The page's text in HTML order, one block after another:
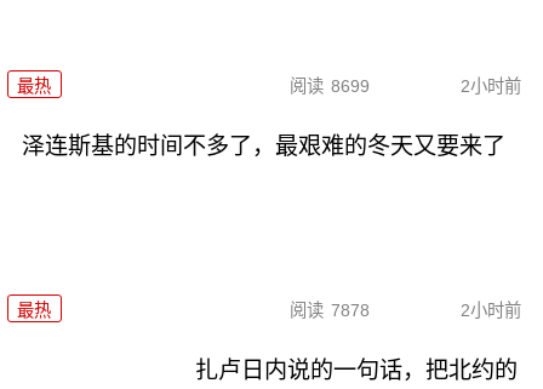
最热 阅读 8699 2小时前
泽连斯基的时间不多了，最艰难的冬天又要来了
最热 阅读 7878 2小时前
扎卢日内说的一句话，把北约的